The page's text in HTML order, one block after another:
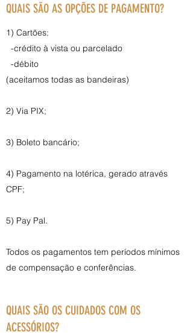
QUAIS SÃO AS OPÇÕES DE PAGAMENTO?
1) Cartões:
-crédito à vista ou parcelado
-débito
(aceitamos todas as bandeiras)
2) Via PIX;
3) Boleto bancário;
4) Pagamento na lotérica, gerado através
CPF;
5) Pay Pal.
Todos os pagamentos tem períodos mínimos
de compensação e conferências.
QUAIS SÃO OS CUIDADOS COM OS
ACESSÓRIOS?